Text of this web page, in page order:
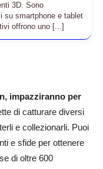
3D. Sono
su smartphone e tablet
offrono uno [...]
impazziranno per
di catturare diversi
e collezionarli. Puoi
e sfide per ottenere
di oltre 600